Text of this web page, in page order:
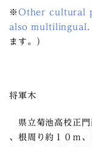
※ Other cultural
also multilingual.
ます。）
将軍木
県立菊池高校正門
、根周り約１０ｍ